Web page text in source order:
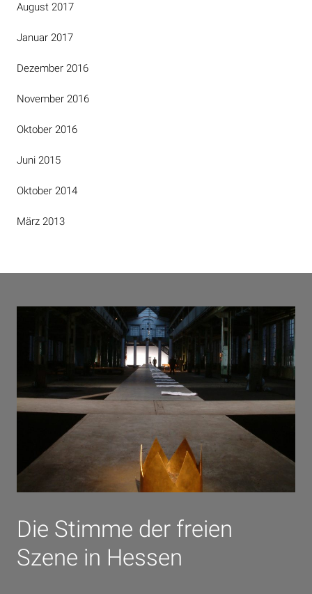
August 2017
Januar 2017
Dezember 2016
November 2016
Oktober 2016
Juni 2015
Oktober 2014
März 2013
Die Stimme der freien
Szene in Hessen